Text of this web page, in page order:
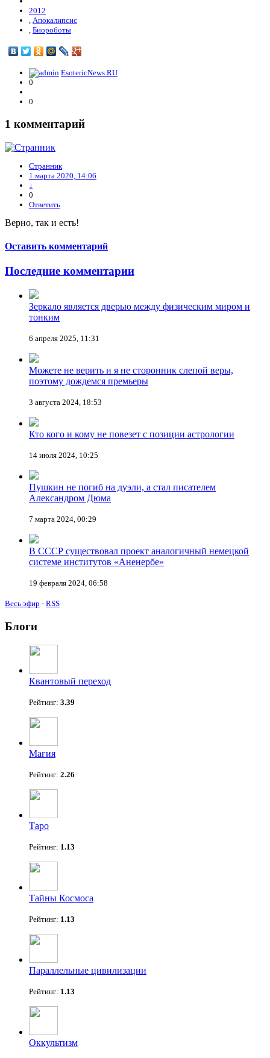
2012
, Апокалипсис
, Биороботы
EsotericNews.RU
0
0
1 комментарий
Странник
1 марта 2020, 14:06
↓
0
Ответить
Верно, так и есть!
Оставить комментарий
Последние комментарии
Зеркало является дверью между физическим миром и
тонким
6 апреля 2025, 11:31
Можете не верить и я не сторонник слепой веры,
поэтому дождемся премьеры
3 августа 2024, 18:53
Кто кого и кому не повезет с позиции астрологии
14 июля 2024, 10:25
Пушкин не погиб на дуэли, а стал писателем
Александром Дюма
7 марта 2024, 00:29
В СССР существовал проект аналогичный немецкой
системе институтов «Аненербе»
19 февраля 2024, 06:58
Весь эфир · RSS
Блоги
Квантовый переход
Рейтинг: 3.39
Магия
Рейтинг: 2.26
Таро
Рейтинг: 1.13
Тайны Космоса
Рейтинг: 1.13
Параллельные цивилизации
Рейтинг: 1.13
Оккультизм